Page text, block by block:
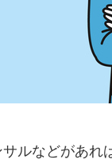
ルなどがあ